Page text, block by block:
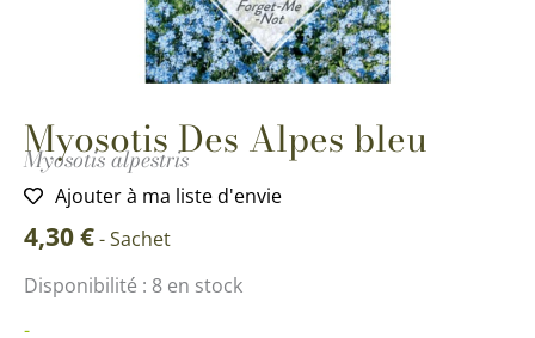
Myosotis Des Alpes bleu
Myosotis alpestris
Ajouter à ma liste d'envie
4,30€-Sachet
Disponibilité : 8 en stock
-
quantité
Myosotis